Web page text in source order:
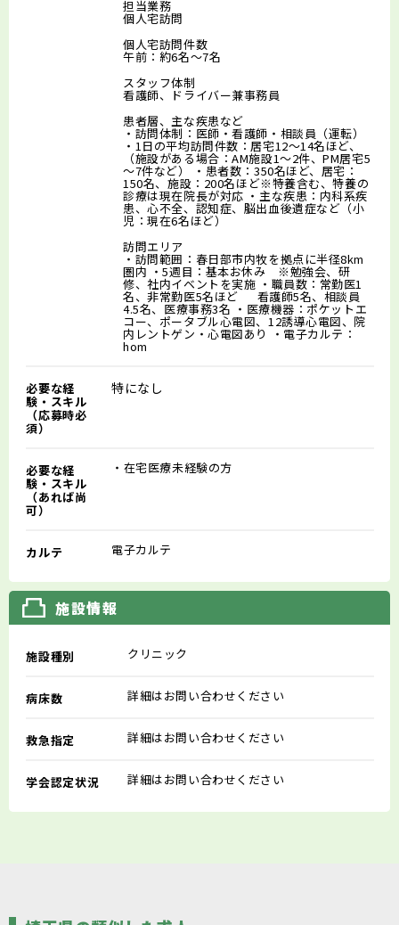
担当業務
個人宅訪問
個人宅訪問件数
午前：約6名～7名
スタッフ体制
看護師、ドライバー兼事務員
患者層、主な疾患など
・訪問体制：医師・看護師・相談員（運転）
・1日の平均訪問件数：居宅12～14名ほど、
（施設がある場合：AM施設1～2件、PM居宅5
～7件など） ・患者数：350名ほど、居宅：
150名、施設：200名ほど※特養含む、特養の
診療は現在院長が対応 ・主な疾患：内科系疾
患、心不全、認知症、脳出血後遺症など（小
児：現在6名ほど）
訪問エリア
・訪問範囲：春日部市内牧を拠点に半径8km
圏内 ・5週目：基本お休み ※勉強会、研
修、社内イベントを実施 ・職員数：常勤医1
名、非常勤医5名ほど 看護師5名、相談員
4.5名、医療事務3名 ・医療機器：ポケットエ
コー、ポータブル心電図、12誘導心電図、院
内レントゲン・心電図あり ・電子カルテ：
hom
必要な経
験・スキル
（応募時必
須）
特になし
必要な経
験・スキル
（あれば尚
可）
・在宅医療未経験の方
カルテ 電子カルテ
施設情報
施設種別 クリニック
病床数 詳細はお問い合わせください
救急指定 詳細はお問い合わせください
学会認定状況 詳細はお問い合わせください